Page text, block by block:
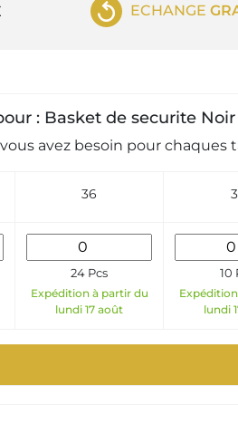
ECHANGE
: Basket de securite
avez besoin pour chaques
36
24 Pcs
Expédition à partir du
lundi 17 août
10
lundi